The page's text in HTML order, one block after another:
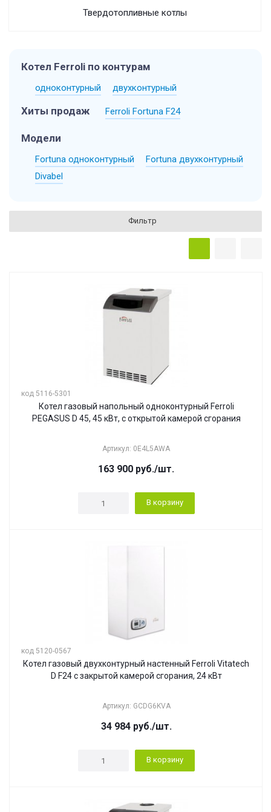
Твердотопливные котлы
Котел Ferroli по контурам
одноконтурный двухконтурный
Хиты продаж Ferroli Fortuna F24
Модели
Fortuna одноконтурный
Fortuna двухконтурный
Divabel
Фильтр
код 5116-5301
Котел газовый напольный одноконтурный Ferroli
PEGASUS D 45, 45 кВт, с открытой камерой сгорания
Артикул: 0E4L5AWA
163 900 руб./шт.
В корзину
код 5120-0567
Котел газовый двухконтурный настенный Ferroli Vitatech
D F24 с закрытой камерой сгорания, 24 кВт
Артикул: GCDG6KVA
34 984руб./шт.
В корзину